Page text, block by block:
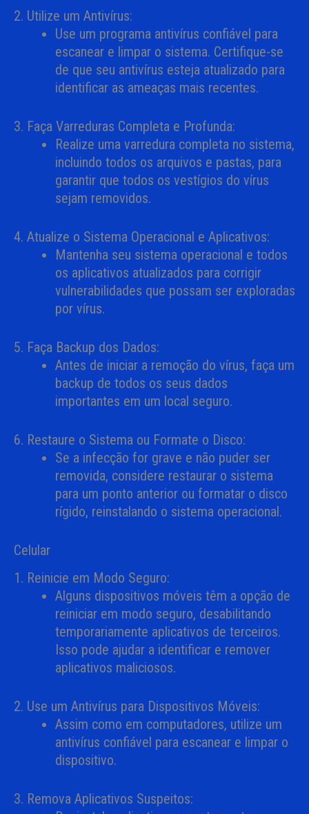
2. Utilize um Antivírus:
Use um programa antivírus confiável para
escanear e limpar o sistema. Certifique-se
de que seu antivírus esteja atualizado para
identificar as ameaças mais recentes.
3. Faça Varreduras Completa e Profunda:
Realize uma varredura completa no sistema,
incluindo todos os arquivos e pastas, para
garantir que todos os vestígios do vírus
sejam removidos.
4. Atualize o Sistema Operacional e Aplicativos:
Mantenha seu sistema operacional e todos
os aplicativos atualizados para corrigir
vulnerabilidades que possam ser exploradas
por vírus.
5. Faça Backup dos Dados:
Antes de iniciar a remoção do vírus, faça um
backup de todos os seus dados
importantes em um local seguro.
6. Restaure o Sistema ou Formate o Disco:
Se a infecção for grave e não puder ser
removida, considere restaurar o sistema
para um ponto anterior ou formatar o disco
rígido, reinstalando o sistema operacional.
Celular
1. Reinicie em Modo Seguro:
Alguns dispositivos móveis têm a opção de
reiniciar em modo seguro, desabilitando
temporariamente aplicativos de terceiros.
Isso pode ajudar a identificar e remover
aplicativos maliciosos.
2. Use um Antivírus para Dispositivos Móveis:
Assim como em computadores, utilize um
antivírus confiável para escanear e limpar o
dispositivo.
3. Remova Aplicativos Suspeitos: